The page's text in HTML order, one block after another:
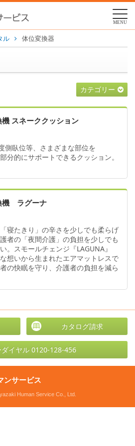
MENU
ル 体位変換器
カテゴリー
スネーククッション
側臥位等、さまざまな部位を
分的にサポートできるクッション。
機 ラグーナ
寝たきり」の辛さを少しでも柔らげ
者の「夜間介護」の負担を少しでも
。スモールチェンジ『LAGUNA』
想いから生まれたエアマットレスで
の快眠を守り、介護者の負担を減ら
カタログ請求
ダイヤル 0120-128-456
サービス
Human Service Co., Ltd.